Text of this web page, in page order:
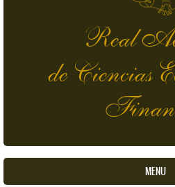
Real
de Ciencias
MENU